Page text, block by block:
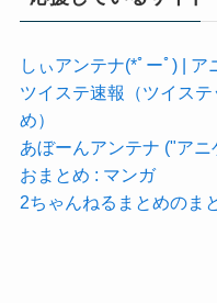
しぃアンテナ(*ﾟーﾟ) | ア
ツイステ速報（ツイス
め）
あぼーんアンテナ ("アニ
おまとめ : マンガ
2ちゃんねるまとめのま